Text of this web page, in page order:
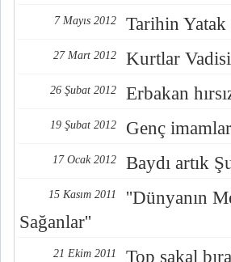
7 Mayıs 2012 Tarihin Yatak
27 Mart 2012 Kurtlar
26 Şubat 2012 Erbakan
19 Şubat 2012 Genç
17 Ocak 2012 Baydı artık
15 Kasım 2011
''Dünyanın
Sağanlar''
21 Ekim 2011 Top sakal